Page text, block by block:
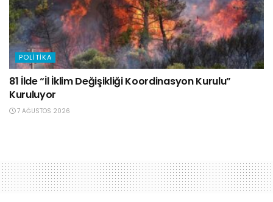
POLITIKA
81 İlde “İl İklim Değişikliği Koordinasyon Kurulu”
Kuruluyor
7 AĞUSTOS 2026